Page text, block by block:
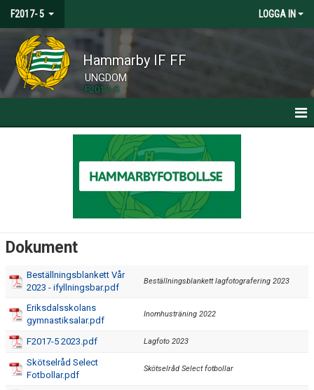
F2017- 5 LOGGA IN
Hammarby IF FF
UNGDOM
F2017- 5
BILDGALLERI
DOKUMENT
KONTAKT
Dokument
Beställningsblankett Vår
2023 - ifyllningsbar.pdf
Beställningsblankett lagfotografering 2023
Eriksdalsskolans
gymnastiksalar.pdf
Inomhusträning 2022
F2017-5 2023.pdf Lagfoto 2023
Skötselråd Select
Fotbollar.pdf
Skötselråd Select fotbollar